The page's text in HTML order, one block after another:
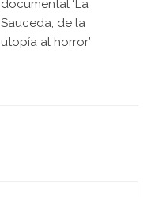
documental ‘La
Sauceda, de la
utopía al horror’